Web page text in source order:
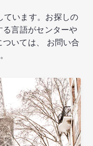
ています。お探しの
言語がセンターや
いては、 お問い合